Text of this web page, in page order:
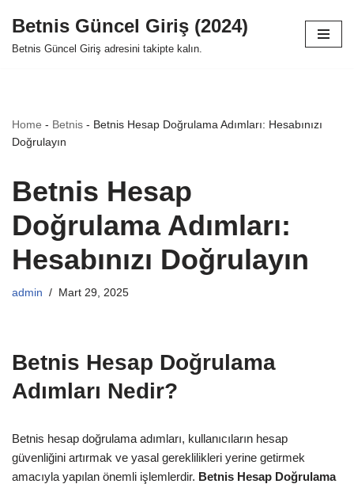
İçeriğe
Betnis Güncel Giriş (2024)
Betnis Güncel Giriş adresini takipte kalın.
Home - Betnis - Betnis Hesap Doğrulama Adımları: Hesabınızı
Doğrulayın
Betnis Hesap
Doğrulama Adımları:
Hesabınızı Doğrulayın
admin Mart 29, 2025
Betnis Hesap Doğrulama
Adımları Nedir?
Betnis hesap doğrulama adımları, kullanıcıların hesap
güvenliğini artırmak ve yasal gereklilikleri yerine getirmek
amacıyla yapılan önemli işlemlerdir. Betnis Hesap Doğrulama